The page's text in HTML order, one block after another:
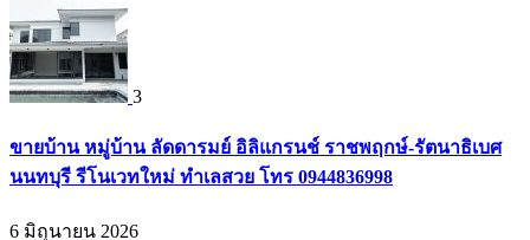
3
ขายบ้าน หมู่บ้าน ลัดดารมย์ อิลิแกรนช์ ราชพฤกษ์-รัตนาธิเบศ
นนทบุรี รีโนเวทใหม่ ทำเลสวย โทร 0944836998
6 มิถุนายน 2026